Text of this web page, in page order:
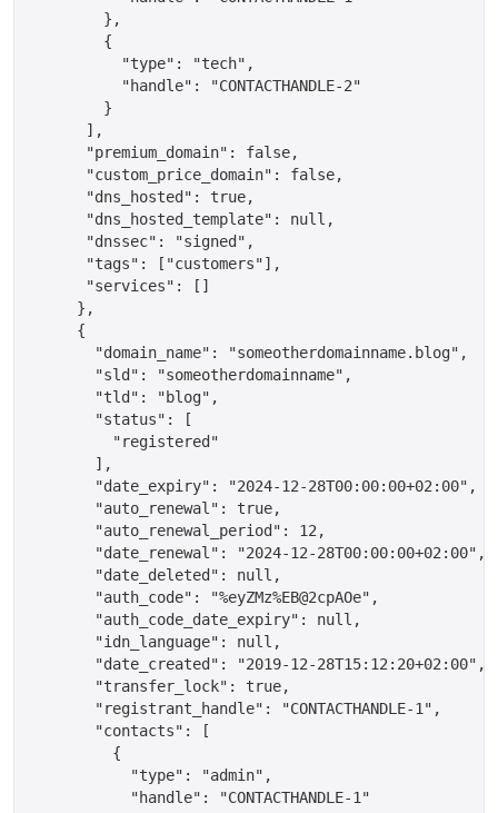
      ],
      "premium_domain": false,
      "custom_price_domain": false,
      "dns_hosted": true,
      "dns_hosted_template": null,
      "dnssec": "signed",
      "tags": ["customers"],
      "services": []
     },
     {
       "domain_name": "someotherdomainname.blog",
       "sld": "someotherdomainname",
       "tld": "blog",
       "status": [
         "registered"
       ],
       "date_expiry": "2024-12-28T00:00:00+02:00",
       "auto_renewal": true,
       "auto_renewal_period": 12,
       "date_renewal": "2024-12-28T00:00:00+02:00",
       "date_deleted": null,
       "auth_code": "%eyZMz%EB@2cpAOe",
       "auth_code_date_expiry": null,
       "idn_language": null,
       "date_created": "2019-12-28T15:12:20+02:00",
       "transfer_lock": true,
       "registrant_handle": "CONTACTHANDLE-1",
       "contacts": [
         {